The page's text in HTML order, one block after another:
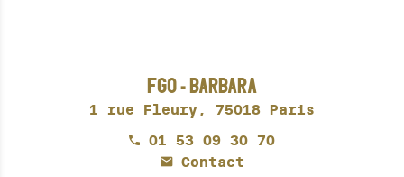
FGO - BARBARA
1 rue Fleury, 75018 Paris
01 53 09 30 70
Contact